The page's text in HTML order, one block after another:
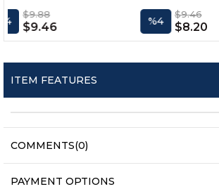
$9.88
$9.46 %4
$9.46
$8.20
ITEM FEATURES
COMMENTS(0)
PAYMENT OPTIONS